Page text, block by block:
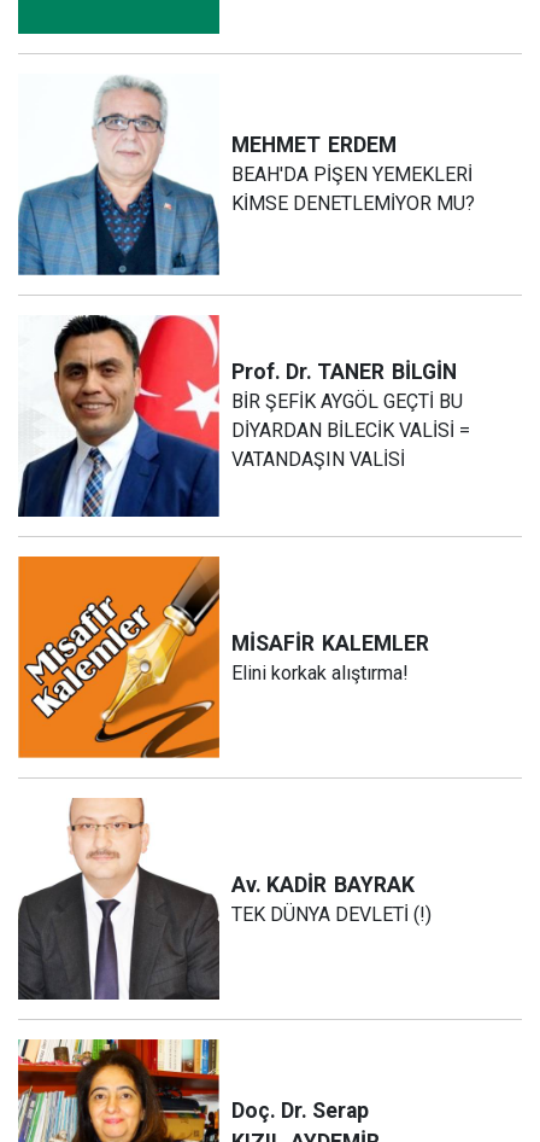
MEHMET ERDEM
BEAH'DA PİŞEN YEMEKLERİ
KİMSE DENETLEMİYOR MU?
Prof. Dr. TANER BİLGİN
BİR ŞEFİK AYGÖL GEÇTİ BU
DİYARDAN BİLECİK VALİSİ =
VATANDAŞIN VALİSİ
MİSAFİR KALEMLER
Elini korkak alıştırma!
Av. KADİR BAYRAK
TEK DÜNYA DEVLETİ (!)
Doç. Dr. Serap